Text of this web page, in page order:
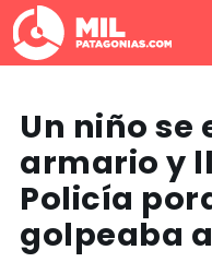
Un niño se
armario y
Policía
golpeaba